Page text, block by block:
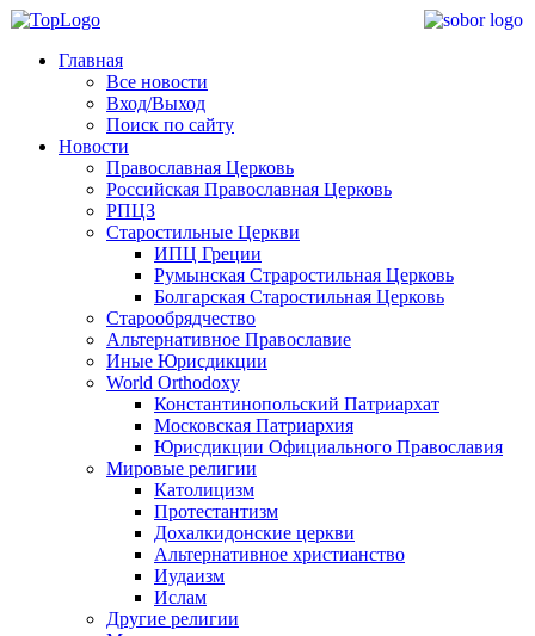
Главная
Все новости
Вход/Выход
Поиск по сайту
Новости
Православная Церковь
Российская Православная Церковь
РПЦЗ
Старостильные Церкви
ИПЦ Греции
Румынская Страростильная Церковь
Болгарская Старостильная Церковь
Старообрядчество
Альтернативное Православие
Иные Юрисдикции
World Orthodoxy
Константинопольский Патриархат
Московская Патриархия
Юрисдикции Официального Православия
Мировые религии
Католицизм
Протестантизм
Дохалкидонские церкви
Альтернативное христианство
Иудаизм
Ислам
Другие религии